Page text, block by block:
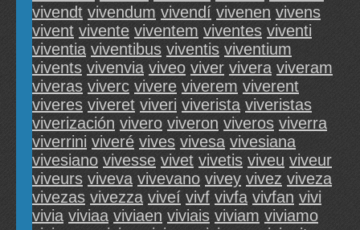
vivendt vivendum vivendí vivenen vivens
vivent vivente viventem viventes viventi
viventia viventibus viventis viventium
vivents vivenvia viveo viver vivera viveram
viveras viverc vivere viverem viverent
viveres viveret viveri viverista viveristas
viverización vivero viveron viveros viverra
viverrini viveré vives vivesa vivesiana
vivesiano vivesse vivet vivetis viveu viveur
viveurs viveva vivevano vivey vivez viveza
vivezas vivezza viveí vivf vivfa vivfan vivi
vivia viviaa viviaen viviais viviam viviamo